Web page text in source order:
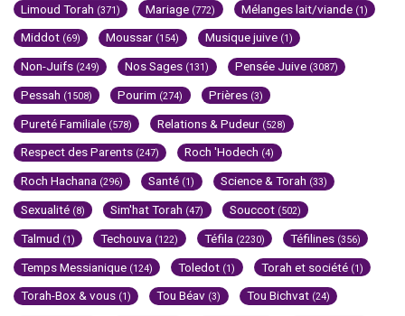
Limoud Torah (371) Mariage (772) Mélanges lait/viande (1)
Middot (69) Moussar (154) Musique juive (1)
Non-Juifs (249) Nos Sages (131) Pensée Juive (3087)
Pessah (1508) Pourim (274) Prières (3)
Pureté Familiale (578) Relations & Pudeur (528)
Respect des Parents (247) Roch 'Hodech (4)
Roch Hachana (296) Santé (1) Science & Torah (33)
Sexualité (8) Sim'hat Torah (47) Souccot (502)
Talmud (1) Techouva (122) Téfila (2230) Téfilines (356)
Temps Messianique (124) Toledot (1) Torah et société (1)
Torah-Box & vous (1) Tou Béav (3) Tou Bichvat (24)